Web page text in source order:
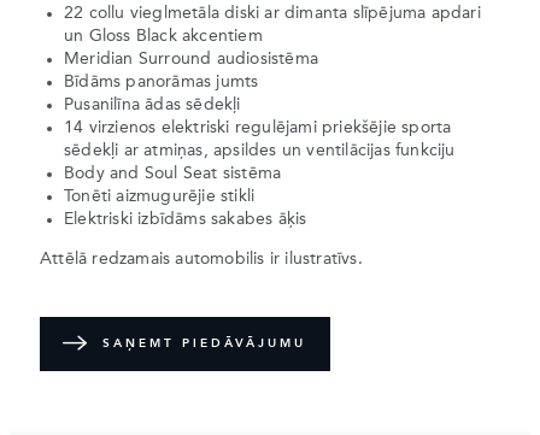
22 collu vieglmetāla diski ar dimanta slīpējuma apdari
un Gloss Black akcentiem
Meridian Surround audiosistēma
Bīdāms panorāmas jumts
Pusanilīna ādas sēdekļi
14 virzienos elektriski regulējami priekšējie sporta
sēdekļi ar atmiņas, apsildes un ventilācijas funkciju
Body and Soul Seat sistēma
Tonēti aizmugurējie stikli
Elektriski izbīdāms sakabes āķis
Attēlā redzamais automobilis ir ilustratīvs.
SAŅEMT PIEDĀVĀJUMU